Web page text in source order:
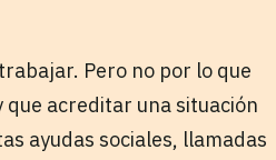
Pero no por lo que
que acreditar una situación
ayudas sociales, llamadas